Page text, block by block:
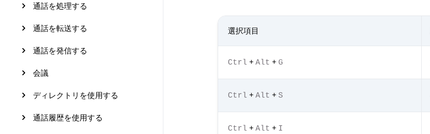
通話を処理する
通話を転送する
通話を発信する
会議
ディレクトリを使用する
通話履歴を使用する
選択項目
Ctrl + Alt + G
Ctrl + Alt + S
Ctrl + Alt + I